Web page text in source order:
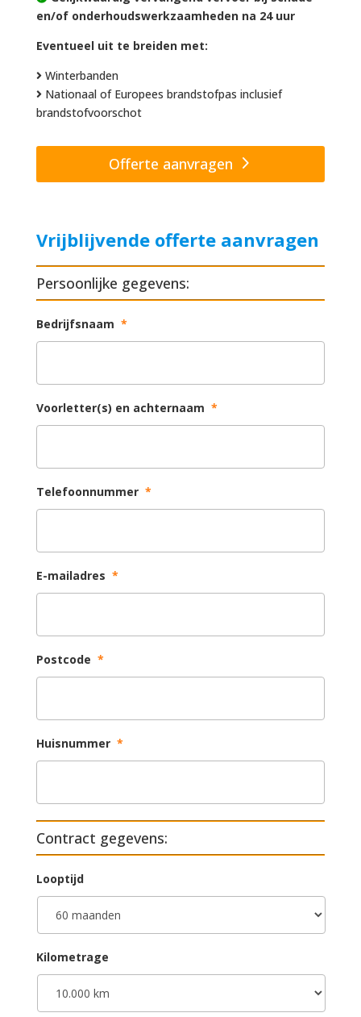
en/of onderhoudswerkzaamheden na 24 uur
Eventueel uit te breiden met:
Winterbanden
Nationaal of Europees brandstofpas inclusief
brandstofvoorschot
Offerte aanvragen
Vrijblijvende offerte aanvragen
Persoonlijke gegevens:
Bedrijfsnaam *
Voorletter(s) en achternaam *
Telefoonnummer *
E-mailadres *
Postcode *
Huisnummer *
Contract gegevens:
Looptijd
Kilometrage